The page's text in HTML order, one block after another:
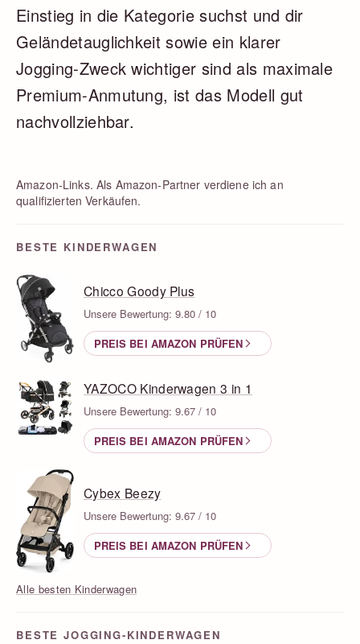
Einstieg in die Kategorie suchst und dir
Geländetauglichkeit sowie ein klarer
Jogging-Zweck wichtiger sind als maximale
Premium-Anmutung, ist das Modell gut
nachvollziehbar.
Amazon-Links. Als Amazon-Partner verdiene ich an
qualifizierten Verkäufen.
BESTE KINDERWAGEN
Chicco Goody Plus
Unsere Bewertung: 9.80 / 10
PREIS BEI AMAZON PRÜFEN
YAZOCO Kinderwagen 3 in 1
Unsere Bewertung: 9.67 / 10
PREIS BEI AMAZON PRÜFEN
Cybex Beezy
Unsere Bewertung: 9.67 / 10
PREIS BEI AMAZON PRÜFEN
Alle besten Kinderwagen
BESTE JOGGING-KINDERWAGEN